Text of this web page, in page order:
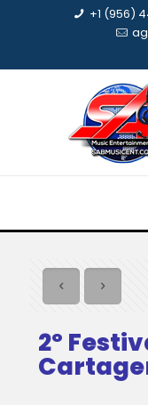
+1 (956)
2º